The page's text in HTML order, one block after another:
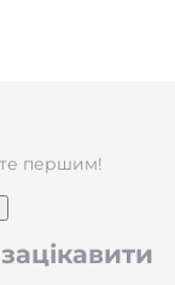
хто цінує
першим!